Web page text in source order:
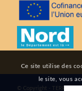
© Copyright -
Ce site utilise des
le site, vous